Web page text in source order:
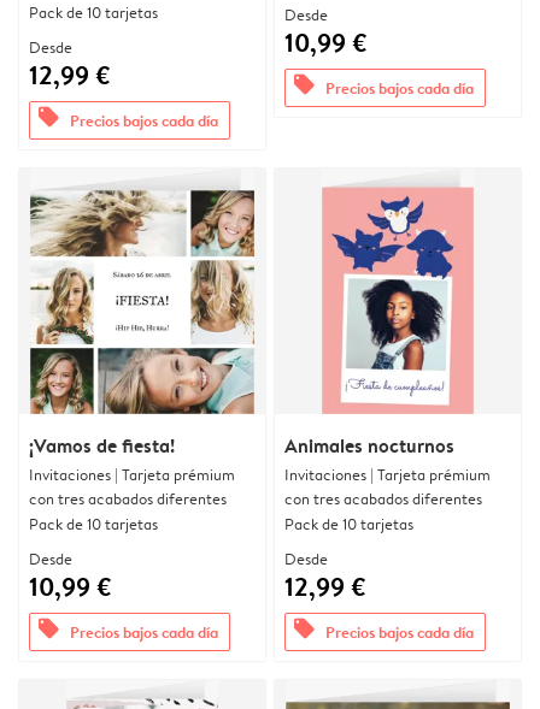
Pack de 10 tarjetas
Desde
12,99 €
offers Precios bajos cada día
Desde
10,99 €
offers Precios bajos cada día
¡Vamos de fiesta!
Invitaciones | Tarjeta prémium
con tres acabados diferentes
Pack de 10 tarjetas
Desde
10,99 €
offers Precios bajos cada día
Animales nocturnos
Invitaciones | Tarjeta prémium
con tres acabados diferentes
Pack de 10 tarjetas
Desde
12,99 €
offers Precios bajos cada día